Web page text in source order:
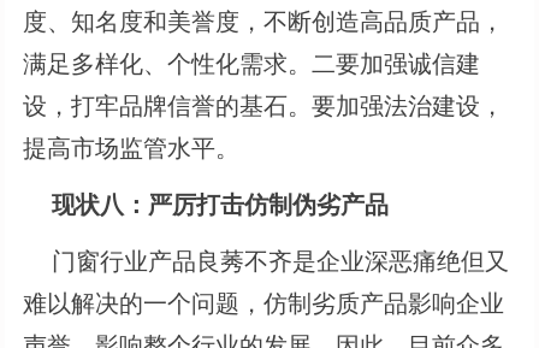
度、知名度和美誉度，不断创造高品质产品，
满足多样化、个性化需求。二要加强诚信建
设，打牢品牌信誉的基石。要加强法治建设，
提高市场监管水平。
现状八：严厉打击仿制伪劣产品
门窗行业产品良莠不齐是企业深恶痛绝但又
难以解决的一个问题，仿制劣质产品影响企业